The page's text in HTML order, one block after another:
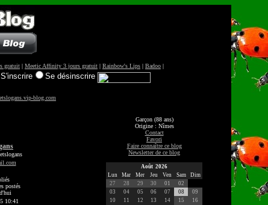
gratuit | Meetic Affinity 3 jours gratuit | Rainbow's Lips | Badoo |
S'inscrire Se désinscrire
blog.com
postés
10:41
Garçon (88 ans)
Origine : Nîmes
Contact
Favori
Faire connaître ce blog
Newsletter de ce blog
Août 2026
Lun
Mar Mer Jeu Ven Sam
Dim
27
28 29 30 01
02
03
04 05 06 07 08
09
10
11 12 13 14 15
16